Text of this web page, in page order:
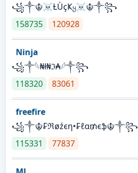
꧁༒☬☠Ƚ︎ÙçҜყ☠︎☬༒꧂
158735
120928
Ninja
꧁⁣༒𓆩₦ł₦ℑ₳𓆪༒꧂
118320
83061
freefire
꧁༒☬₣ℜøźєη•₣ℓα₥єֆ☬༒꧂
115331
77837